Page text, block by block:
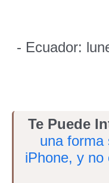
- Ecuador:
Te Puede
una forma
iPhone, y no